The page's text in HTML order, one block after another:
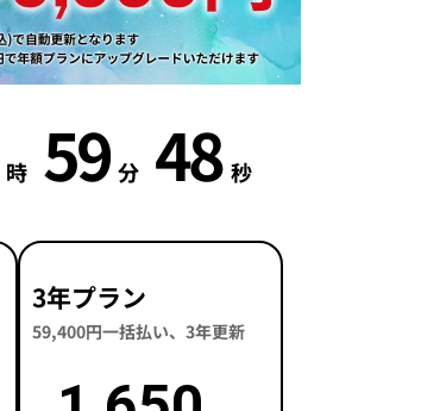
時 59 分 47 秒
3年プラン
59,400円一括払い、3年更新